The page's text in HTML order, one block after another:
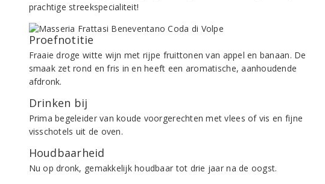
prachtige streekspecialiteit!
Proefnotitie
Fraaie droge witte wijn met rijpe fruittonen van appel en banaan. De
smaak zet rond en fris in en heeft een aromatische, aanhoudende
afdronk.
Drinken bij
Prima begeleider van koude voorgerechten met vlees of vis en fijne
visschotels uit de oven.
Houdbaarheid
Nu op dronk, gemakkelijk houdbaar tot drie jaar na de oogst.